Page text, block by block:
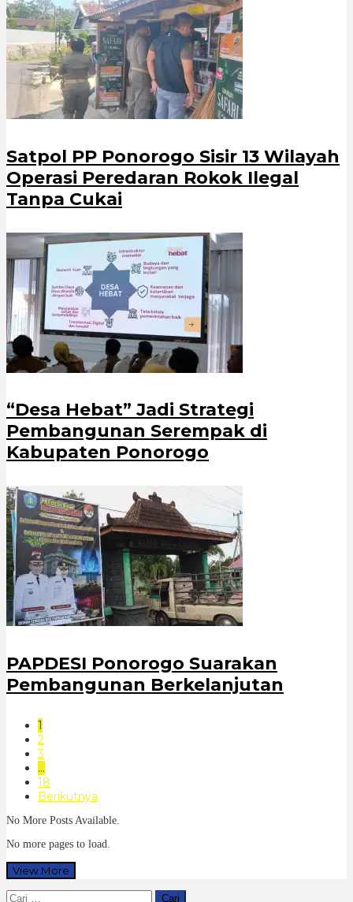
Satpol PP Ponorogo Sisir 13 Wilayah
Operasi Peredaran Rokok Ilegal
Tanpa Cukai
“Desa Hebat” Jadi Strategi
Pembangunan Serempak di
Kabupaten Ponorogo
PAPDESI Ponorogo Suarakan
Pembangunan Berkelanjutan
1
2
3
…
18
Berikutnya
No More Posts Available.
No more pages to load.
View More
Cari